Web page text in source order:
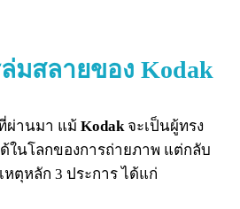
มสลายของ Kodak
ผ่านมา แม้ Kodakจะเป็นผู้ทรง
ในโลกของการถ่ายภาพ แต่กลับ
ตุหลัก 3 ประการ ได้แก่